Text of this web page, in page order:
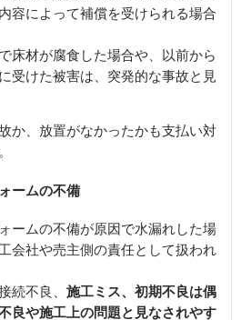
容によって補償を受けられる場合
床材が腐食した場合や、以前から
受けた被害は、突発的な事故と見
か、放置がなかったかも支払い対
ームの不備
ームの不備が原因で水漏れした場
会社や売主側の責任として扱われ
続不良、 施工ミス、初期不良は偶
良や施工上の問題と見なされやす